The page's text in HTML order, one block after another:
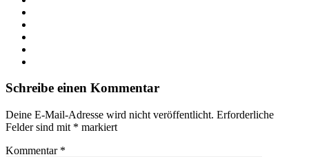
Schreibe einen Kommentar
Deine E-Mail-Adresse wird nicht veröffentlicht. Erforderliche
Felder sind mit * markiert
Kommentar *